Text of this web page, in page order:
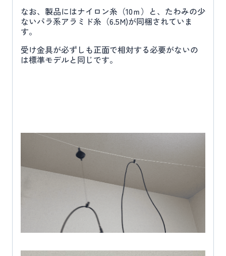
なお、製品にはナイロン糸（10ｍ）と、たわみの少
ないパラ系アラミド糸（6.5M)が同梱されていま
す。
受け金具が必ずしも正面で相対する必要がないの
は標準モデルと同じです。